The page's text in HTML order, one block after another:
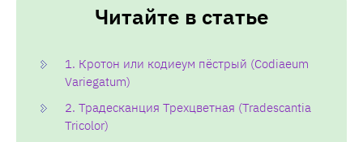
Читайте в статье
1. Кротон или кодиеум пёстрый (Codiaeum
Variegatum)
2. Традесканция Трехцветная (Tradescantia
Tricolor)